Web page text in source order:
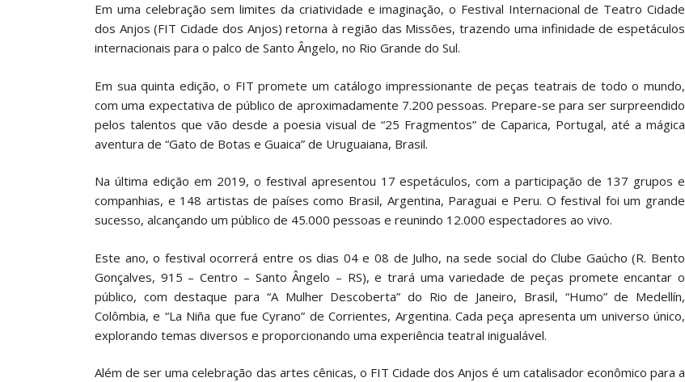
Em uma celebração sem limites da criatividade e imaginação, o Festival Internacional de Teatro Cidade
dos Anjos (FIT Cidade dos Anjos) retorna à região das Missões, trazendo uma infinidade de espetáculos
internacionais para o palco de Santo Ângelo, no Rio Grande do Sul.
Em sua quinta edição, o FIT promete um catálogo impressionante de peças teatrais de todo o mundo,
com uma expectativa de público de aproximadamente 7.200 pessoas. Prepare-se para ser surpreendido
pelos talentos que vão desde a poesia visual de “25 Fragmentos” de Caparica, Portugal, até a mágica
aventura de “Gato de Botas e Guaica” de Uruguaiana, Brasil.
Na última edição em 2019, o festival apresentou 17 espetáculos, com a participação de 137 grupos e
companhias, e 148 artistas de países como Brasil, Argentina, Paraguai e Peru. O festival foi um grande
sucesso, alcançando um público de 45.000 pessoas e reunindo 12.000 espectadores ao vivo.
Este ano, o festival ocorrerá entre os dias 04 e 08 de Julho, na sede social do Clube Gaúcho (R. Bento
Gonçalves, 915 – Centro – Santo Ângelo – RS), e trará uma variedade de peças promete encantar o
público, com destaque para “A Mulher Descoberta” do Rio de Janeiro, Brasil, “Humo” de Medellín,
Colômbia, e “La Niña que fue Cyrano” de Corrientes, Argentina. Cada peça apresenta um universo único,
explorando temas diversos e proporcionando uma experiência teatral inigualável.
Além de ser uma celebração das artes cênicas, o FIT Cidade dos Anjos é um catalisador econômico para a